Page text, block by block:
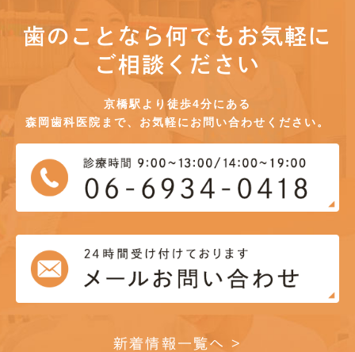
歯のことなら何でもお気軽に
ご相談ください
京橋駅より徒歩4分にある
森岡歯科医院まで、お気軽にお問い合わせください。
新着情報一覧へ >